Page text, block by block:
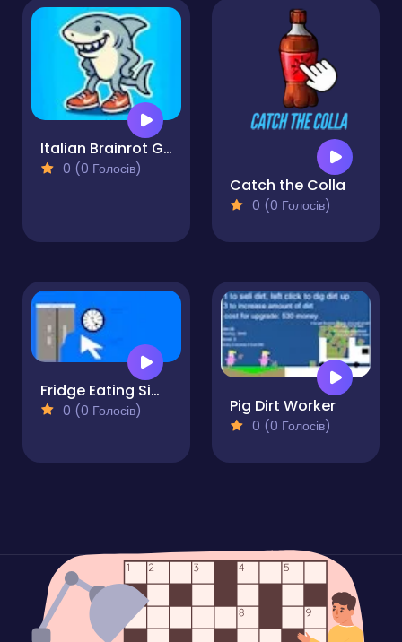
Italian Brainrot Game
0 (0 Голосів)
Catch the Colla
0 (0 Голосів)
Fridge Eating Simulator
0 (0 Голосів) Pig Dirt Worker
0 (0 Голосів)